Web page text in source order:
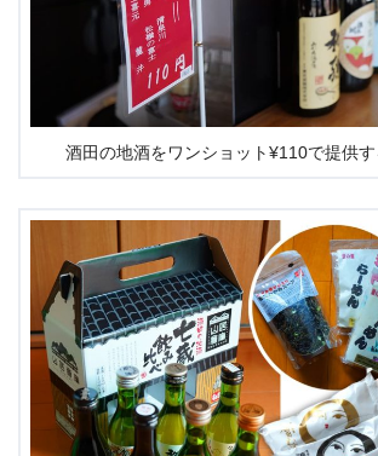
酒田の地酒をワンショット¥110で提供